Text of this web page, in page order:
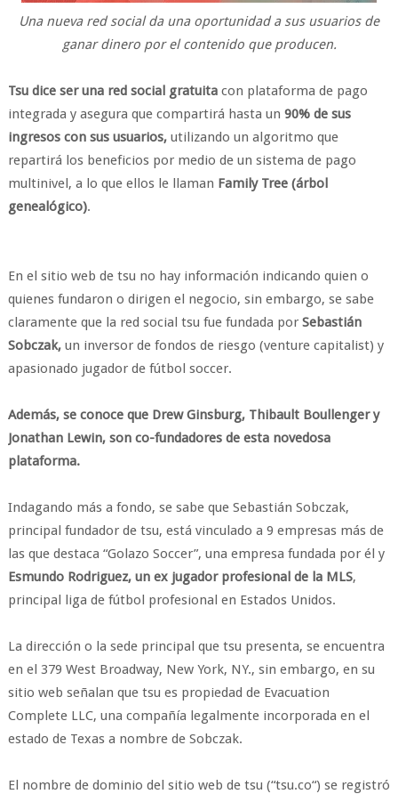
Una nueva red social da una oportunidad a sus usuarios de
ganar dinero por el contenido que producen.
Tsu dice ser una red social gratuitacon plataforma de pago
integrada y asegura que compartirá hasta un 90% de sus
ingresos con sus usuarios,utilizando un algoritmo que
repartirá los beneficios por medio de un sistema de pago
multinivel, a lo que ellos le llaman Family Tree (árbol
genealógico).
En el sitio web de tsu no hay información indicando quien o
quienes fundaron o dirigen el negocio, sin embargo, se sabe
claramente que la red social tsu fue fundada por Sebastián
Sobczak,un inversor de fondos de riesgo (venture capitalist) y
apasionado jugador de fútbol soccer.
Además, se conoce que Drew Ginsburg, Thibault Boullenger y
Jonathan Lewin, son co-fundadores de esta novedosa
plataforma.
Indagando más a fondo, se sabe que Sebastián Sobczak,
principal fundador de tsu, está vinculado a 9 empresas más de
las que destaca “Golazo Soccer”, una empresa fundada por él y
Esmundo Rodriguez, un ex jugador profesional de la MLS,
principal liga de fútbol profesional en Estados Unidos.
La dirección o la sede principal que tsu presenta, se encuentra
en el 379 West Broadway, New York, NY., sin embargo, en su
sitio web señalan que tsu es propiedad de Evacuation
Complete LLC, una compañía legalmente incorporada en el
estado de Texas a nombre de Sobczak.
El nombre de dominio del sitio web de tsu (“tsu.co“) se registró